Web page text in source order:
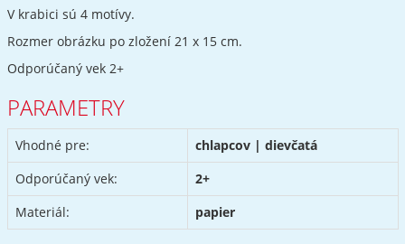
V krabici sú 4 motívy.
Rozmer obrázku po zložení 21 x 15 cm.
Odporúčaný vek 2+
PARAMETRY
Vhodné pre:
chlapcov | dievčatá
Odporúčaný vek:
2+
Materiál:
papier